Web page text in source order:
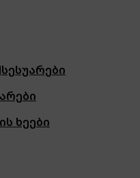
ხეები